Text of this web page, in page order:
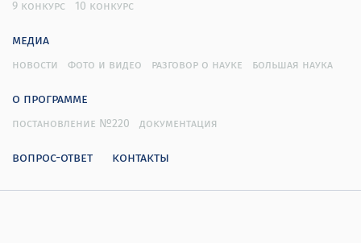
9 конкурс
10 конкурс
медиа
новости фото и видео разговор о науке большая наука
о программе
постановление №220 документация
вопрос-ответ контакты